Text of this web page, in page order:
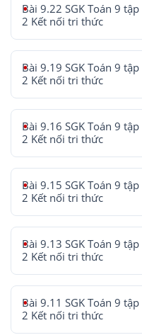
Bài 9.22 SGK Toán 9 tập
2 Kết nối tri thức
Bài 9.19 SGK Toán 9 tập
2 Kết nối tri thức
Bài 9.16 SGK Toán 9 tập
2 Kết nối tri thức
Bài 9.15 SGK Toán 9 tập
2 Kết nối tri thức
Bài 9.13 SGK Toán 9 tập
2 Kết nối tri thức
Bài 9.11 SGK Toán 9 tập
2 Kết nối tri thức